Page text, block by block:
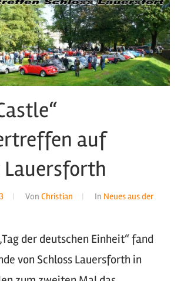
auf
Lauersforth
Von Christian In Neues aus der
der deutschen Einheit“ fand
von Schloss Lauersforth in